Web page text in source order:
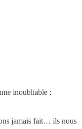
inoubliable :
jamais fait… ils nous